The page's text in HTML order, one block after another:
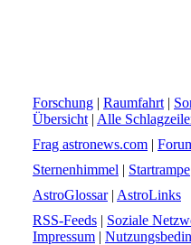
Forschung | Raumfahrt |
Übersicht | Alle
Frag astronews.com |
Sternenhimmel | Startrampe
AstroGlossar| AstroLinks
RSS-Feeds | Soziale
Impressum |